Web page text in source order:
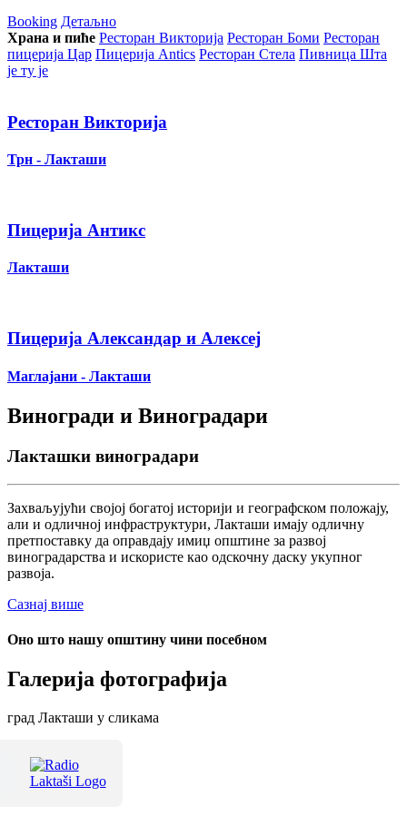
Booking Детаљно
Храна и пиће Ресторан Викторија Ресторан Боми Ресторан
пицерија Цар Пицерија Аntics Ресторан Стела Пивница Шта
је ту је
Ресторан Викторија
Трн - Лакташи
Пицерија Антикс
Лакташи
Пицерија Александар и Алексеј
Маглајани - Лакташи
Виногради и Виноградари
Лакташки виноградари
Захваљујући својој богатој историји и географском положају,
али и одличној инфраструктури, Лакташи имају одличну
претпоставку да оправдају имиџ општине за развој
виноградарства и искористе као одскочну даску укупног
развоја.
Сазнај више
Оно што нашу општину чини посебном
Галерија фотографија
град Лакташи у сликама
Терме Лакташи